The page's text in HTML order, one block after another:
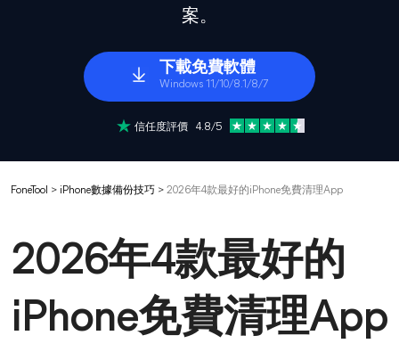
案。
下載免費軟體
Windows 11/10/8.1/8/7
信任度評價 4.8/5
FoneTool > iPhone數據備份技巧 > 2026年4款最好的iPhone免費清理App
2026年4款最好的
iPhone免費清理App